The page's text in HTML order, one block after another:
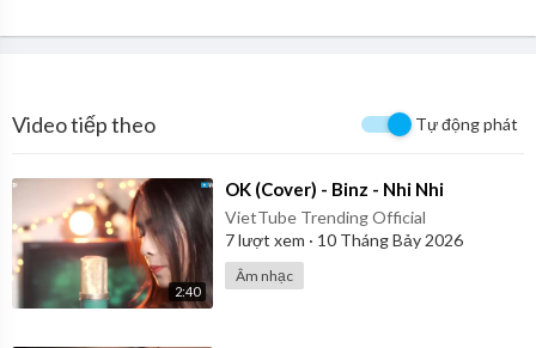
Video tiếp theo Tự động phát
2:40
⁣OK (Cover) - Binz - Nhi Nhi
VietTube Trending Official
7lượt xem · 10 Tháng Bảy 2026
Âm nhạc